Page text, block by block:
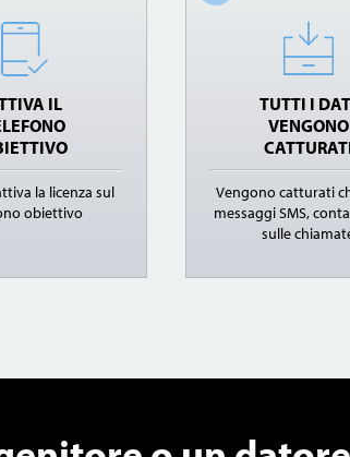
IL
la licenza sul
obiettivo
TUTTI I
VENGONO
Vengono catturati
messaggi SMS,
sulle